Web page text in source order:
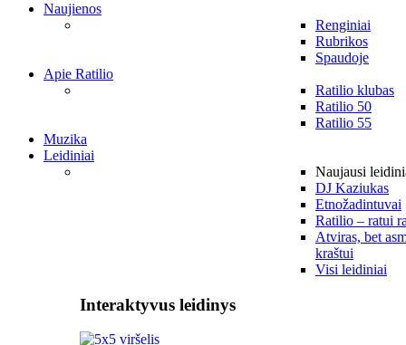
Naujienos
Renginiai
Rubrikos
Spaudoje
Apie Ratilio
Ratilio klubas
Ratilio 50
Ratilio 55
Muzika
Leidiniai
Naujausi
DJ Kaziukas
Etnožadintuvai
Ratilio – ratui
Atviras, bet
kraštui
Visi leidiniai
Interaktyvus leidinys